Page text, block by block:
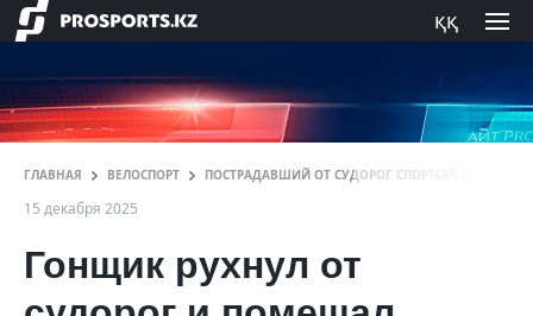
ққ
ГЛАВНАЯ ВЕЛОСПОРТ ПОСТРАДАВШИЙ ОТ СУДОРОГ СПОРТСМЕН РУХНУЛ
15 декабря 2025
Гонщик рухнул от